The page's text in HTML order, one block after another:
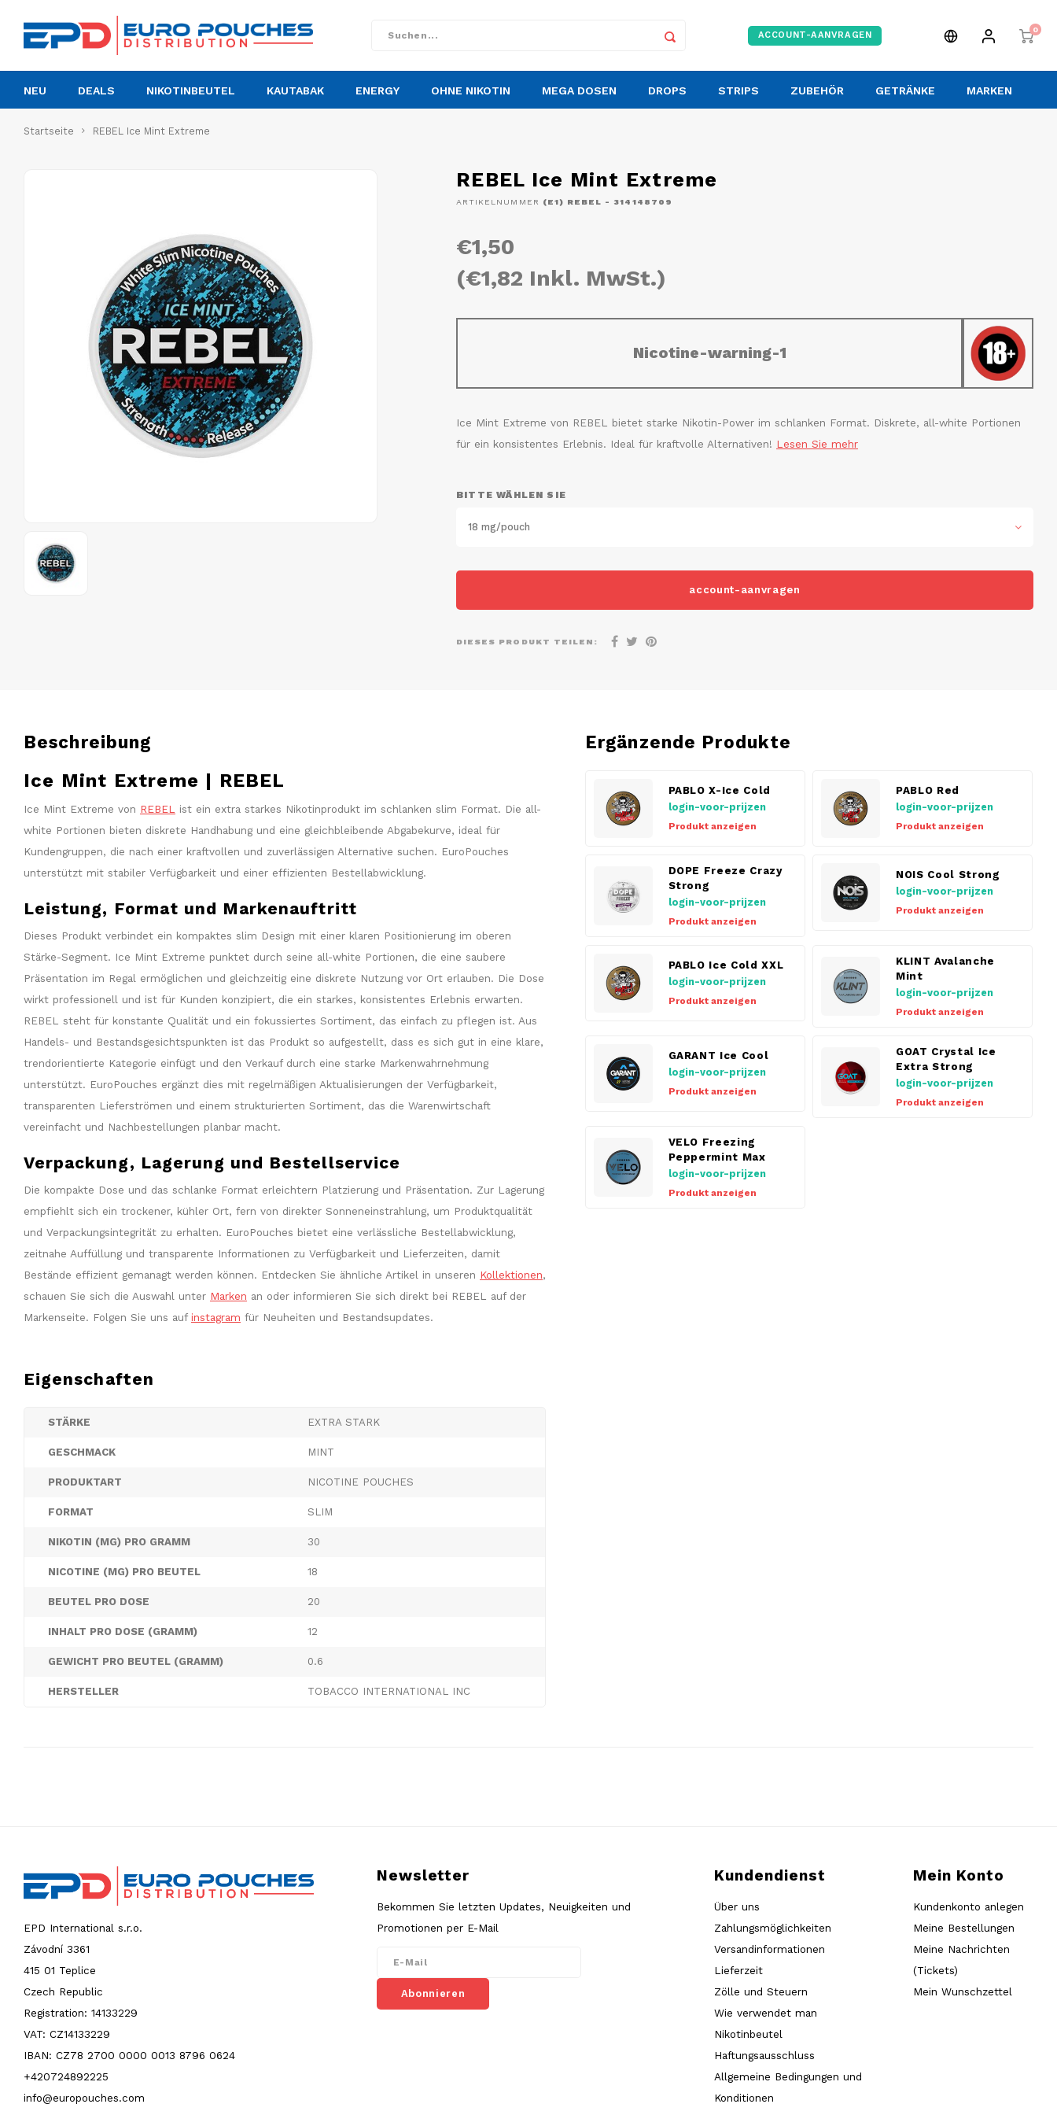
ACCOUNT-AANVRAGEN
0
NEU DEALS NIKOTINBEUTEL KAUTABAK ENERGY OHNE NIKOTIN MEGA DOSEN DROPS STRIPS ZUBEHÖR GETRÄNKE MARKEN
Startseite REBEL Ice Mint Extreme
REBEL Ice Mint Extreme
ARTIKELNUMMER (E1) REBEL - 314148709
€1,50
(€1,82 Inkl. MwSt.)
Nicotine-warning-1
Ice Mint Extreme von REBEL bietet starke Nikotin-Power im schlanken Format. Diskrete, all-white Portionen
für ein konsistentes Erlebnis. Ideal für kraftvolle Alternativen! Lesen Sie mehr
BITTE WÄHLEN SIE
18 mg/pouch
account-aanvragen
DIESES PRODUKT TEILEN:
Beschreibung
Ice Mint Extreme | REBEL
Ice Mint Extreme von REBEL
ist ein extra starkes Nikotinprodukt im schlanken slim Format. Die all-
white Portionen bieten diskrete Handhabung und eine gleichbleibende Abgabekurve, ideal für
Kundengruppen, die nach einer kraftvollen und zuverlässigen Alternative suchen. EuroPouches
unterstützt mit stabiler Verfügbarkeit und einer effizienten Bestellabwicklung.
Leistung, Format und Markenauftritt
Dieses Produkt verbindet ein kompaktes slim Design mit einer klaren Positionierung im oberen
Stärke-Segment. Ice Mint Extreme punktet durch seine all-white Portionen, die eine saubere
Präsentation im Regal ermöglichen und gleichzeitig eine diskrete Nutzung vor Ort erlauben. Die Dose
wirkt professionell und ist für Kunden konzipiert, die ein starkes, konsistentes Erlebnis erwarten.
REBEL steht für konstante Qualität und ein fokussiertes Sortiment, das einfach zu pflegen ist. Aus
Handels- und Bestandsgesichtspunkten ist das Produkt so aufgestellt, dass es sich gut in eine klare,
trendorientierte Kategorie einfügt und den Verkauf durch eine starke Markenwahrnehmung
unterstützt. EuroPouches ergänzt dies mit regelmäßigen Aktualisierungen der Verfügbarkeit,
transparenten Lieferströmen und einem strukturierten Sortiment, das die Warenwirtschaft
vereinfacht und Nachbestellungen planbar macht.
Verpackung, Lagerung und Bestellservice
Die kompakte Dose und das schlanke Format erleichtern Platzierung und Präsentation. Zur Lagerung
empfiehlt sich ein trockener, kühler Ort, fern von direkter Sonneneinstrahlung, um Produktqualität
und Verpackungsintegrität zu erhalten. EuroPouches bietet eine verlässliche Bestellabwicklung,
zeitnahe Auffüllung und transparente Informationen zu Verfügbarkeit und Lieferzeiten, damit
Bestände effizient gemanagt werden können. Entdecken Sie ähnliche Artikel in unseren Kollektionen,
schauen Sie sich die Auswahl unter Marken an oder informieren Sie sich direkt bei REBEL auf der
Markenseite. Folgen Sie uns aufinstagram für Neuheiten und Bestandsupdates.
Eigenschaften
STÄRKE EXTRA STARK
GESCHMACK MINT
PRODUKTART NICOTINE POUCHES
FORMAT SLIM
NIKOTIN (MG) PRO GRAMM 30
NICOTINE (MG) PRO BEUTEL 18
BEUTEL PRO DOSE 20
INHALT PRO DOSE (GRAMM) 12
GEWICHT PRO BEUTEL (GRAMM) 0.6
HERSTELLER TOBACCO INTERNATIONAL INC
Ergänzende Produkte
PABLO X-Ice Cold
login-voor-prijzen
Produkt anzeigen
PABLO Red
login-voor-prijzen
Produkt anzeigen
DOPE Freeze Crazy
Strong
login-voor-prijzen
Produkt anzeigen
NOIS Cool Strong
login-voor-prijzen
Produkt anzeigen
PABLO Ice Cold XXL
login-voor-prijzen
Produkt anzeigen
KLINT Avalanche
Mint
login-voor-prijzen
Produkt anzeigen
GARANT Ice Cool
login-voor-prijzen
Produkt anzeigen
GOAT Crystal Ice
Extra Strong
login-voor-prijzen
Produkt anzeigen
VELO Freezing
Peppermint Max
login-voor-prijzen
Produkt anzeigen
EPD International s.r.o.
Závodní 3361
415 01 Teplice
Czech Republic
Registration: 14133229
VAT: CZ14133229
IBAN: CZ78 2700 0000 0013 8796 0624
+420724892225
info@europouches.com
Newsletter
Bekommen Sie letzten Updates, Neuigkeiten und
Promotionen per E-Mail
Abonnieren
Kundendienst
Über uns
Zahlungsmöglichkeiten
Versandinformationen
Lieferzeit
Zölle und Steuern
Wie verwendet man
Nikotinbeutel
Haftungsausschluss
Allgemeine Bedingungen und
Konditionen
Mein Konto
Kundenkonto anlegen
Meine Bestellungen
Meine Nachrichten
(Tickets)
Mein Wunschzettel